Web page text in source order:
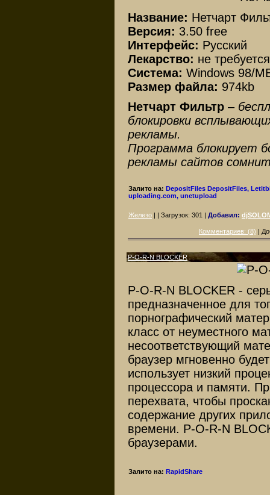
Название: Нетчарт
Версия: 3.50 free
Интерфейс: Русский
Лекарство: не требуется
Система: Windows 98/
Размер файла: 974kb
Нетчарт Фильтр –
блокировки
рекламы.
Программа блокирует
рекламы сайтов
Залито на: DepositFiles DepositFiles,
uploading.com, unetupload
Железо | | Загрузок: 301 | Добавил:
Комментариев: (8) |
P-O-R-N BLOCKER
P-O-R-N BLOCKER -
предназначенное для
порнографический
класс от неуместного
несоответствующий
браузер мгновенно
использует низкий
процессора и памяти.
перехвата, чтобы
содержание других
времени. P-O-R-N
браузерами.
Залито на: RapidShare